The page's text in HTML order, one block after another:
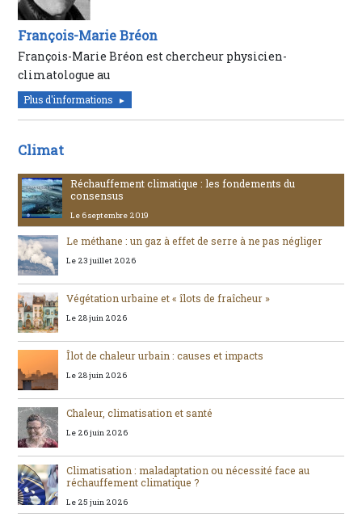
François-Marie Bréon
François-Marie Bréon est chercheur physicien-
climatologue au
Plus d'informations
Climat
Réchauffement climatique : les fondements du
consensus
Le 6 septembre 2019
Le méthane : un gaz à effet de serre à ne pas négliger
Le 23 juillet 2026
Végétation urbaine et « îlots de fraîcheur »
Le 28 juin 2026
Îlot de chaleur urbain : causes et impacts
Le 28 juin 2026
Chaleur, climatisation et santé
Le 26 juin 2026
Climatisation : maladaptation ou nécessité face au
réchauffement climatique ?
Le 25 juin 2026